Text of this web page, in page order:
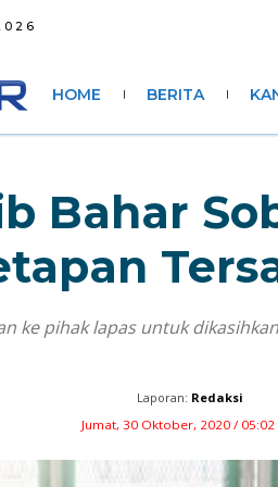
HOME BERITA
Bahar
ke pihak lapas untuk
Laporan: Redaksi
Jumat, 30 Oktober, 2020 / 05:02